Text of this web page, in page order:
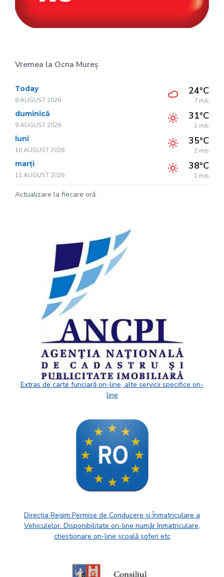
Vremea la Ocna Mureș
Today
8 AUGUST 2026
24°C
7 m/s
duminică
9 AUGUST 2026
31°C
1 m/s
luni
10 AUGUST 2026
35°C
2 m/s
marți
11 AUGUST 2026
38°C
1 m/s
Actualizare la fiecare oră.
Extras de carte funciară on-line, alte servicii specifice on-
line
Direcția Regim Permise de Conducere și Înmatriculare a
Vehiculelor. Disponibilitate on-line număr înmatriculare,
chestionare on-line școală șoferi etc